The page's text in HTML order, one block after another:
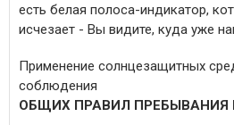
есть белая полоса-индикатор,
исчезает - Вы видите, куда уже
Применение солнцезащитных
соблюдения
ОБЩИХ ПРАВИЛ ПРЕБЫВАНИЯ